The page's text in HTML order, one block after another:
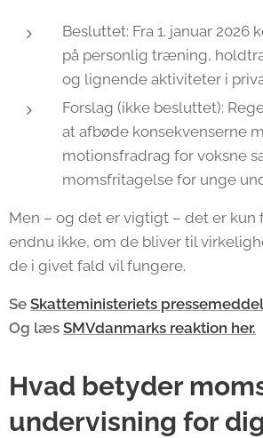
Besluttet: Fra 1. januar 2026
på personlig træning,
og lignende aktiviteter i
Forslag (ikke besluttet):
at afbøde konsekvenserne
motionsfradrag for voksne
momsfritagelse for unge
Men – og det er vigtigt – det er kun
endnu ikke, om de bliver til
de i givet fald vil fungere.
Se Skatteministeriets
Og læs SMVdanmarks reaktion her.
Hvad betyder
undervisning for